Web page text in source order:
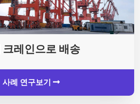
레인으로 배송
사례 연구보기